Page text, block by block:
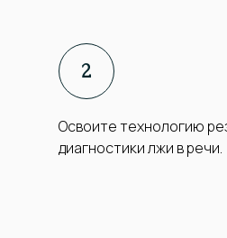
Освоите технологию
диагностики лжи в речи.